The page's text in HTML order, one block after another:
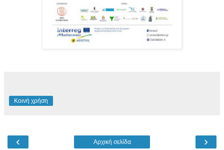
Κοινή χρήση
‹ ›
Αρχική σελίδα